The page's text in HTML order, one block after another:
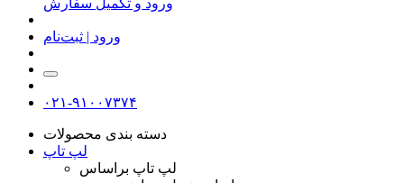
ورود و تکمیل سفارش
ورود | ثبت‌نام
۰۲۱-۹۱۰۰۷۳۷۴
دسته بندی محصولات
لپ تاپ
لپ تاپ براساس